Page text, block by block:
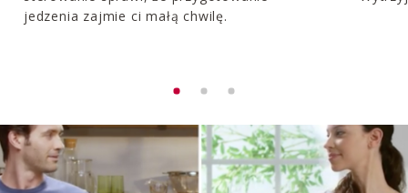
jedzenia zajmie ci małą chwilę.